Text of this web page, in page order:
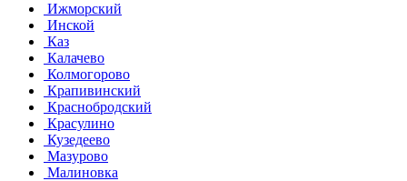
Ижморский
Инской
Каз
Калачево
Колмогорово
Крапивинский
Краснобродский
Красулино
Кузедеево
Мазурово
Малиновка